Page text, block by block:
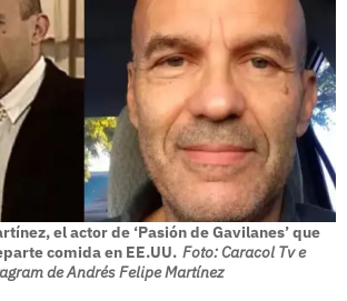
el actor de ‘Pasión de Gavilanes’ que
comida en EE.UU. Foto: Caracol Tv e
de Andrés Felipe Martínez